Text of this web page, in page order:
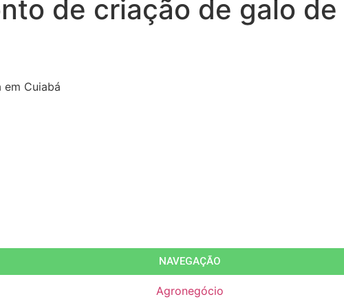
de criação de galo de
Cuiabá
NAVEGAÇÃO
Agronegócio